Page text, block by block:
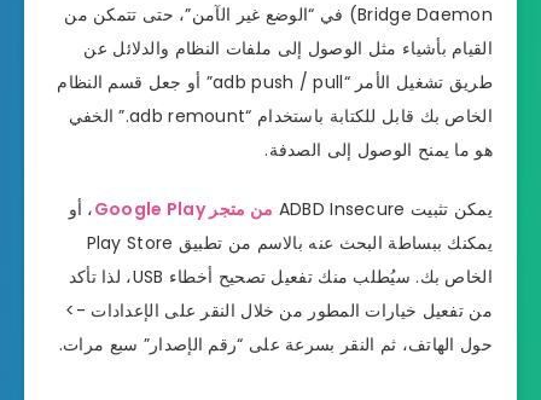
Bridge Daemon) في “الوضع غير الآمن”، حتى تتمكن من
القيام بأشياء مثل الوصول إلى ملفات النظام والدلائل عن
طريق تشغيل الأمر “adb push / pull” أو جعل قسم النظام
الخاص بك قابل للكتابة باستخدام “adb remount.” الخفي
هو ما يمنح الوصول إلى الصدفة.
يمكن تثبيت ADBD Insecure من متجر Google Play
، أو
يمكنك ببساطة البحث عنه بالاسم من تطبيق Play Store
الخاص بك. سيُطلب منك تفعيل تصحيح أخطاء USB، لذا تأكد
من تفعيل خيارات المطور من خلال النقر على الإعدادات ->
حول الهاتف، ثم النقر بسرعة على “رقم الإصدار” سبع مرات.